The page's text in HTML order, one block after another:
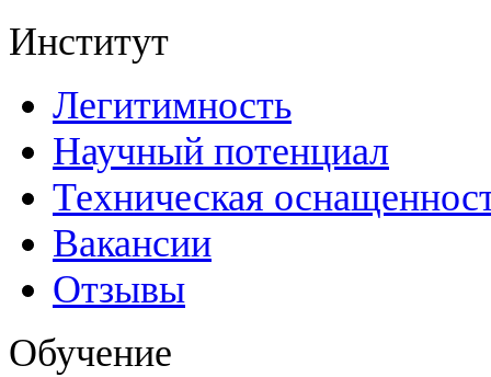
Институт
Легитимность
Научный потенциал
Техническая
Вакансии
Отзывы
Обучение